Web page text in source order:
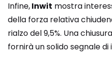
Infine,Inwit mostra
della forza relativa
rialzo del 9,5%. Una
fornirà un solido segnale di